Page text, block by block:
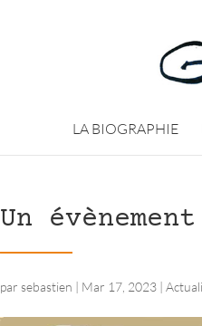
LA BIOGRAPHIE
Un
par sebastien | Mar 17, 2023 |